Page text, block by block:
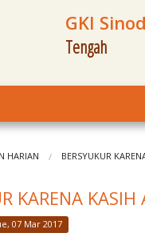
GKI
Tengah
HARIAN BERSYUKUR
KARENA KASIH
07 Mar 2017